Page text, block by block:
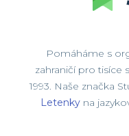
Pomáháme s
zahraničí pro tisíce
1993. Naše značka
Letenkyna